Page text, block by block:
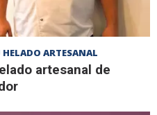
HELADO ARTESANAL
artesanal de